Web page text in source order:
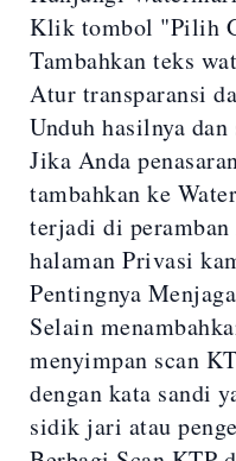
Klik tombol "Pilih
Tambahkan teks
Atur transparansi
Unduh hasilnya
Jika Anda
tambahkan ke
terjadi di
halaman Privasi
Pentingnya
Selain
menyimpan scan
dengan kata sandi
sidik jari atau